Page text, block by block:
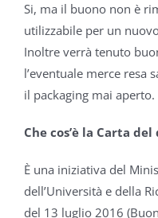
Si, ma il buono non è
utilizzabile per un
Inoltre verrà tenuto
l’eventuale merce resa
il packaging mai aperto.
Che cos’è la Carta
È una iniziativa del
dell’Università e della
del 13 luglio 2016